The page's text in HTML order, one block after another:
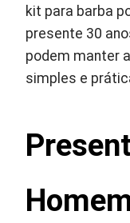
kit para barba
presente 30
podem manter
simples e